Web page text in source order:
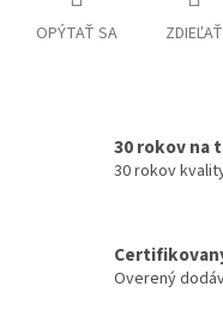
OPÝTAŤ SA ZDIEĽAŤ
30 rokov na
30 rokov
Overený